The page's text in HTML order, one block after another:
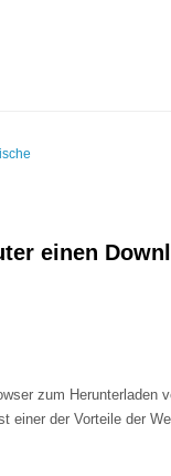
einen
zum Herunterladen
einer der Vorteile der